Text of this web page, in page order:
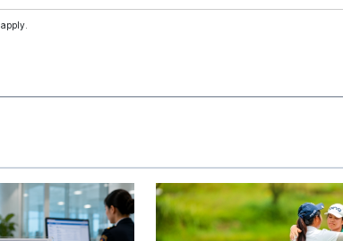
apply.